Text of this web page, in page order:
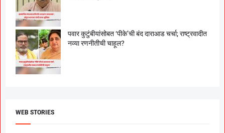
पवार कुटुंबीयांसोबत ‘पीके’ची बंद दाराआड चर्चा; राष्ट्रवादीत
नव्या रणनीतीची चाहूल?
WEB STORIES